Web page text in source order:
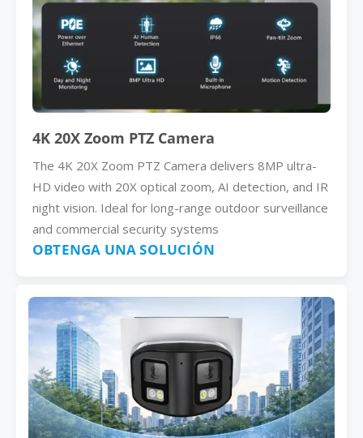
4K 20X Zoom PTZ Camera
The 4K 20X Zoom PTZ Camera delivers 8MP ultra-
HD video with 20X optical zoom, AI detection, and IR
night vision. Ideal for long-range outdoor surveillance
and commercial security systems
OBTENGA UNA SOLUCIÓN